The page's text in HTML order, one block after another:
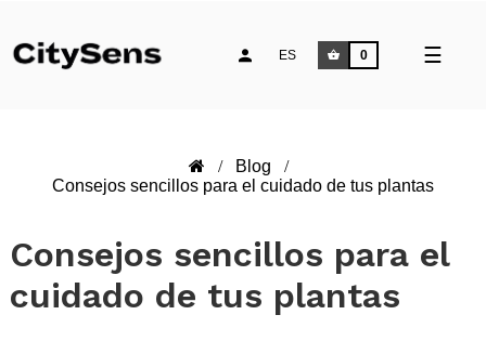
☰
ES 0
Blog
Consejos sencillos para el cuidado de tus plantas
Consejos sencillos para el
cuidado de tus plantas